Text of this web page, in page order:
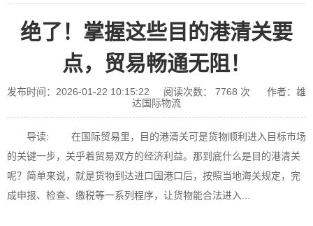
绝了！掌握这些目的港清关要
点，贸易畅通无阻！
发布时间：2026-01-22 10:15:22 阅读次数： 7768 次
作者：雄
达国际物流
导读: 在国际贸易里，目的港清关可是货物顺利进入目标市场
的关键一步，关乎着贸易双方的经济利益。那到底什么是目的港清关
呢？简单来说，就是货物到达进口国港口后，按照当地海关规定，完
成申报、检查、缴税等一系列程序，让货物能合法进入...